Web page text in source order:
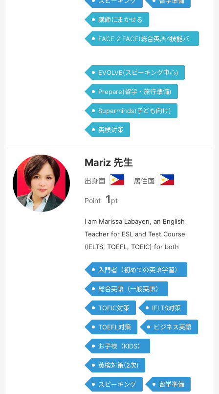
講師にまかせる
FACE 2 FACE(総合英語4技能バ
EVOLVE(スピーキング中心)
Prepare(留学・旅行準備)
Superminds(子ども向け)
英検対策
Mariz 先生
出身国
ィ
ピ
ン
居住国
ピ
ン
Point 1pt
I am Marissa Labayen, an English
Teacher for ESL and Test Course
(IELTS, TOEFL, TOEIC) for both
and adults students from different
walks of life from elementary ,…
を見る »
入門者（初めての英語学習）
総合英語（一般英語）
TOEIC対策 IELTS対策
TOEFL対策 ビジネス英語
お子様（KIDS）
英検対策(2次)
スピーキング 留学準備